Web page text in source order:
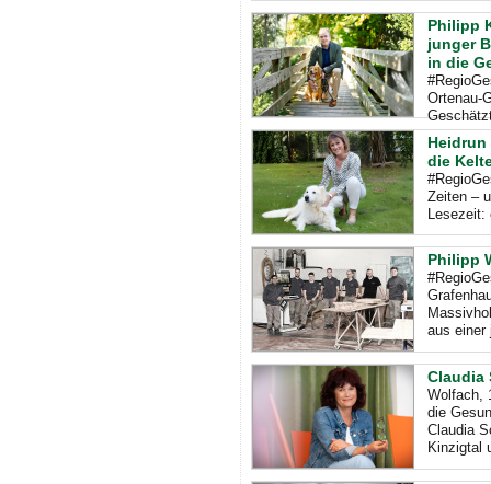
Philipp
junger
in die
Ortenau-
die
Zeiten –
Lesezeit:
Philipp
aus einer
Claudia
Wolfach,
die
Claudia
Kinzigtal